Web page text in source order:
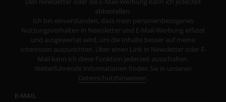
abbestellen.
Ich bin einverstanden, dass mein personenbezogenes
Nutzungsverhalten in Newsletter und E-Mail-Werbung erfasst
und ausgewertet wird, um die Inhalte besser auf meine
Interessen auszurichten. Über einen Link in Newsletter oder E-
Mail kann ich diese Funktion jederzeit ausschalten.
Weiterführende Informationen finden Sie in unseren
Datenschutzhinweisen.
E-MAIL